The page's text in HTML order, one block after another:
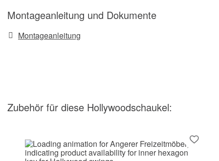
Montageanleitung und Dokumente
Montageanleitung
Zubehör für diese Hollywoodschaukel: